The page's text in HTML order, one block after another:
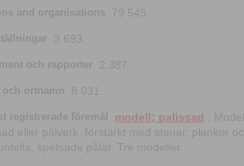
and organisations 79 545.
3 693.
och rapporter 2 387.
och ortnamn 8 031.
registrerade föremål modell; palissad
;
eller pålverk, förstärkt med stenar, plankor
spetsade pålar. Tre modeller.